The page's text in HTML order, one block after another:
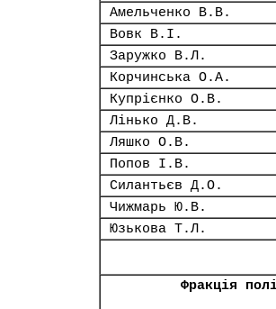
Амельченко В.В.
Вовк В.І.
Заружко В.Л.
Корчинська О.А.
Купрієнко О.В.
Лінько Д.В.
Ляшко О.В.
Попов І.В.
Силантьєв Д.О.
Чижмарь Ю.В.
Юзькова Т.Л.
Фракція